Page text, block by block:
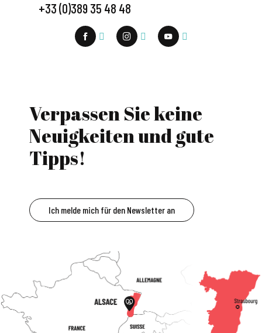
+33 (0)389 35 48 48
Verpassen Sie keine
Neuigkeiten und gute
Tipps!
Ich melde mich für den Newsletter an